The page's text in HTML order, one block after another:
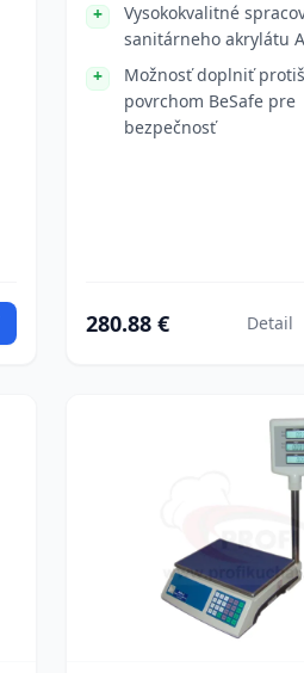
Vysokokvalitné
sanitárneho akrylátu
Možnosť doplniť
povrchom BeSafe pre
bezpečnosť
280.88 € Detail